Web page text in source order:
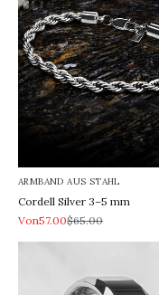
ARMBAND AUS STAHL
Cordell Silver 3–5 mm
REA-pris
Von57.00Pris
$65.00